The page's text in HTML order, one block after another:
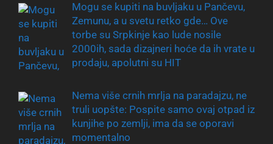
Mogu se kupiti na buvljaku u Pančevu,
Zemunu, a u svetu retko gde… Ove
torbe su Srpkinje kao lude nosile
2000ih, sada dizajneri hoće da ih vrate u
prodaju, apolutni su HIT
Nema više crnih mrlja na paradajzu, ne
truli uopšte: Pospite samo ovaj otpad iz
kunjihe po zemlji, ima da se oporavi
momentalno